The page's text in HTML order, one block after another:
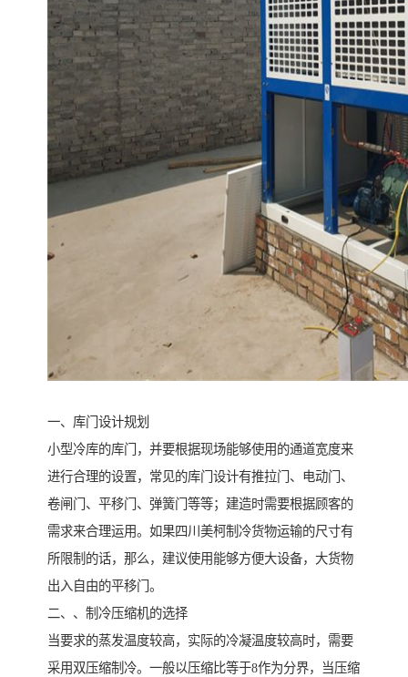
一、库门设计规划
小型冷库的库门，并要根据现场能够使用的通道宽度来
进行合理的设置，常见的库门设计有推拉门、电动门、
卷闸门、平移门、弹簧门等等；建造时需要根据顾客的
需求来合理运用。如果四川美柯制冷货物运输的尺寸有
所限制的话，那么，建议使用能够方便大设备，大货物
出入自由的平移门。
二、、制冷压缩机的选择
当要求的蒸发温度较高，实际的冷凝温度较高时，需要
采用双压缩制冷。一般以压缩比等于8作为分界，当压缩